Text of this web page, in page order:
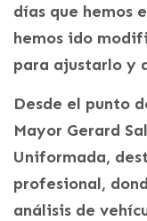
días que hemos
hemos ido
para ajustarlo y
Desde el punto
Mayor Gerard
Uniformada,
profesional,
análisis de